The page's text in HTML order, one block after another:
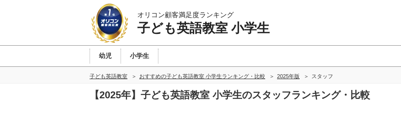
オリコン顧客満足度ランキング
子ども英語教室 小学生
幼児 小学生
子ども英語教室 おすすめの子ども英語教室 小学生ランキング・比較 2025年版 スタッフ
【2025年】子ども英語教室 小学生のスタッフランキング・比較